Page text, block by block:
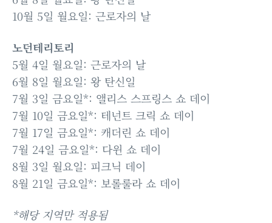
10월 5일 월요일: 근로자의 날
노던테리토리
5월 4일 월요일: 근로자의 날
6월 8일 월요일: 왕 탄신일
7월 3일 금요일*: 앨리스 스프링스 쇼 데이
7월 10일 금요일*: 테넌트 크릭 쇼 데이
7월 17일 금요일*: 캐더린 쇼 데이
7월 24일 금요일*: 다윈 쇼 데이
8월 3일 월요일: 피크닉 데이
8월 21일 금요일*: 보롤룰라 쇼 데이
*해당 지역만 적용됨